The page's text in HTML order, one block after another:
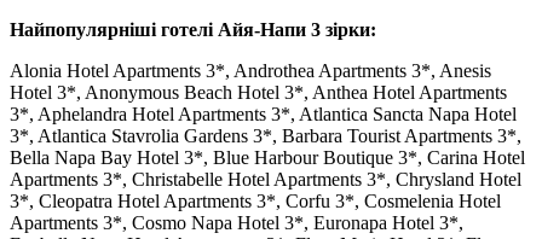
Найпопулярніші готелі Айя-Напи 3 зірки:
Alonia Hotel Apartments 3*, Androthea Apartments 3*, Anesis
Hotel 3*, Anonymous Beach Hotel 3*, Anthea Hotel Apartments
3*, Aphelandra Hotel Apartments 3*, Atlantica Sancta Napa Hotel
3*, Atlantica Stavrolia Gardens 3*, Barbara Tourist Apartments 3*,
Bella Napa Bay Hotel 3*, Blue Harbour Boutique 3*, Carina Hotel
Apartments 3*, Christabelle Hotel Apartments 3*, Chrysland Hotel
3*, Cleopatra Hotel Apartments 3*, Corfu 3*, Cosmelenia Hotel
Apartments 3*, Cosmo Napa Hotel 3*, Euronapa Hotel 3*,